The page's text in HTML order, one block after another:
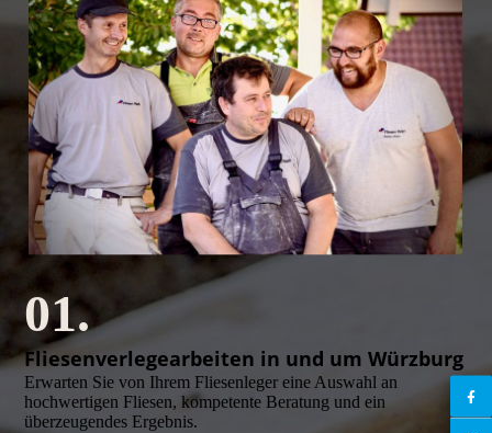
01.
Fliesenverlegearbeiten in und um Würzburg
Erwarten Sie von Ihrem Fliesenleger eine Auswahl an
hochwertigen Fliesen, kompetente Beratung und ein
überzeugendes Ergebnis.